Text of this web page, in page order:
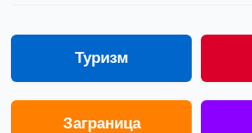
Туризм
Заграница